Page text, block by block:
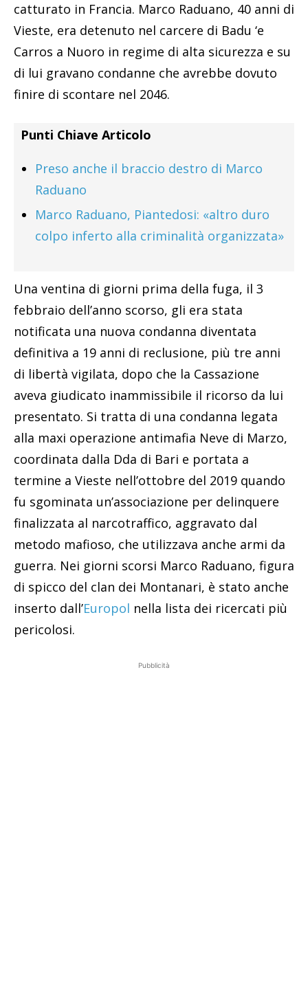
catturato in Francia. Marco Raduano, 40 anni di
Vieste, era detenuto nel carcere di Badu ‘e
Carros a Nuoro in regime di alta sicurezza e su
di lui gravano condanne che avrebbe dovuto
finire di scontare nel 2046.
Punti Chiave Articolo
Preso anche il braccio destro di Marco
Raduano
Marco Raduano, Piantedosi: «altro duro
colpo inferto alla criminalità organizzata»
Una ventina di giorni prima della fuga, il 3
febbraio dell’anno scorso, gli era stata
notificata una nuova condanna diventata
definitiva a 19 anni di reclusione, più tre anni
di libertà vigilata, dopo che la Cassazione
aveva giudicato inammissibile il ricorso da lui
presentato. Si tratta di una condanna legata
alla maxi operazione antimafia Neve di Marzo,
coordinata dalla Dda di Bari e portata a
termine a Vieste nell’ottobre del 2019 quando
fu sgominata un’associazione per delinquere
finalizzata al narcotraffico, aggravato dal
metodo mafioso, che utilizzava anche armi da
guerra. Nei giorni scorsi Marco Raduano, figura
di spicco del clan dei Montanari, è stato anche
inserto dall’Europol nella lista dei ricercati più
pericolosi.
Pubblicità